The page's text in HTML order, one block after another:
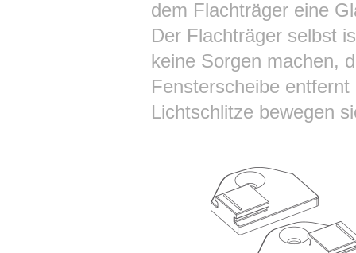
dem Flachträger eine
Der Flachträger selbst
keine Sorgen machen,
Fensterscheibe
Lichtschlitze bewegen